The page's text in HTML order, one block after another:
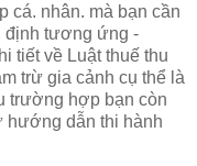
cá. nhân. mà bạn cần
định tương ứng -
tiết về Luật thuế thu
trừ gia cảnh cụ thể là
trường hợp bạn còn
hướng dẫn thi hành